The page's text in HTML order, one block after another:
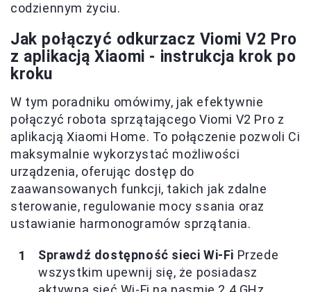
codziennym życiu.
Jak połączyć odkurzacz Viomi V2 Pro
z aplikacją Xiaomi - instrukcja krok po
kroku
W tym poradniku omówimy, jak efektywnie
połączyć robota sprzątającego Viomi V2 Pro z
aplikacją Xiaomi Home. To połączenie pozwoli Ci
maksymalnie wykorzystać możliwości
urządzenia, oferując dostęp do
zaawansowanych funkcji, takich jak zdalne
sterowanie, regulowanie mocy ssania oraz
ustawianie harmonogramów sprzątania.
Sprawdź dostępność sieci Wi-Fi Przede
wszystkim upewnij się, że posiadasz